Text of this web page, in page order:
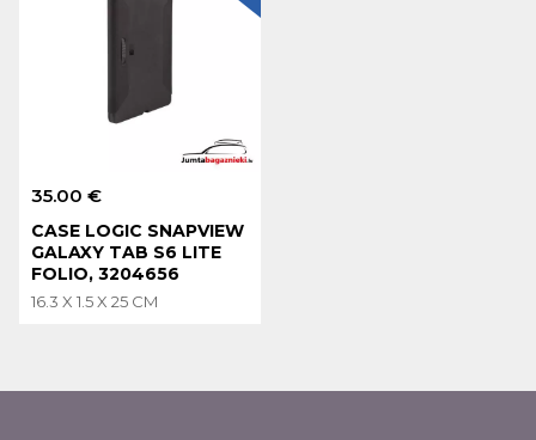
35.00 €
CASE LOGIC SNAPVIEW
GALAXY TAB S6 LITE
FOLIO, 3204656
16.3 X 1.5 X 25 CM